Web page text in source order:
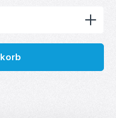
Wert ein